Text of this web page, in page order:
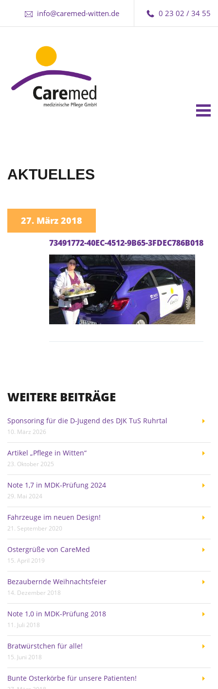
0 23 02 / 34 55
info@caremed-witten.de
AKTUELLES
27. März 2018
73491772-40EC-4512-9B65-3FDEC786B018
WEITERE BEITRÄGE
Sponsoring für die D-Jugend des DJK TuS Ruhrtal
10. März 2026
Artikel „Pflege in Witten“
23. Oktober 2025
Note 1,7 in MDK-Prüfung 2024
29. Mai 2024
Fahrzeuge im neuen Design!
21. September 2020
Ostergrüße von CareMed
15. April 2019
Bezaubernde Weihnachtsfeier
14. Dezember 2018
Note 1,0 in MDK-Prüfung 2018
11. Juli 2018
Bratwürstchen für alle!
15. Juni 2018
Bunte Osterkörbe für unsere Patienten!